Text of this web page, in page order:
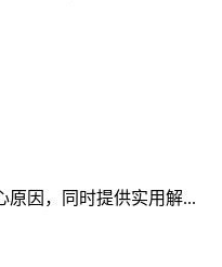
原因，同时提供实用解...